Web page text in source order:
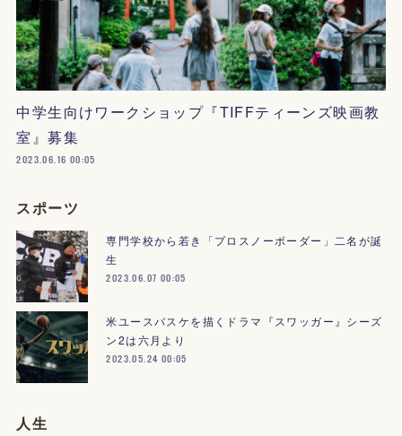
中学生向けワークショップ『TIFFティーンズ映画教
室』募集
2023.06.16 00:05
スポーツ
専門学校から若き「プロスノーボーダー」二名が誕
生
2023.06.07 00:05
米ユースバスケを描くドラマ『スワッガー』シーズ
ン2は六月より
2023.05.24 00:05
人生